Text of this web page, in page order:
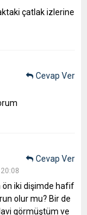
çatlak izlerine
Cevap Ver
ön iki dişimde hafif
olur mu? Bir de
görmüştüm ve
Cevap Ver